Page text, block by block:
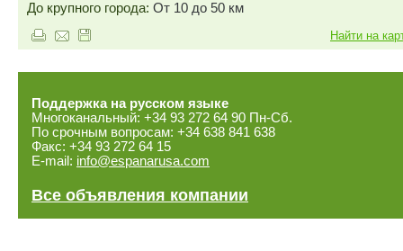
До крупного города: От 10 до 50 км
Найти на
Поддержка на русском языке
Многоканальный: +34 93 272 64 90 Пн-Сб.
По срочным вопросам: +34 638 841 638
Факс: +34 93 272 64 15
E-mail: info@espanarusa.com
Все объявления компании